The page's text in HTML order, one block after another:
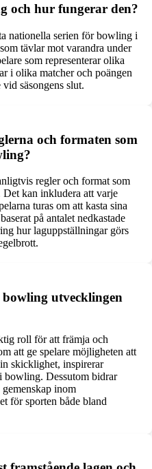
och hur fungerar den?
nationella serien för bowling i
tävlar mot varandra under
som representerar olika
i olika matcher och poängen
säsongens slut.
och formaten som
regler och format som
Det kan inkludera att varje
turas om att kasta sina
på antalet nedkastade
hur laguppställningar görs
utvecklingen
roll för att främja och
att ge spelare möjligheten att
skicklighet, inspirerar
bowling. Dessutom bidrar
inom
för sporten både bland